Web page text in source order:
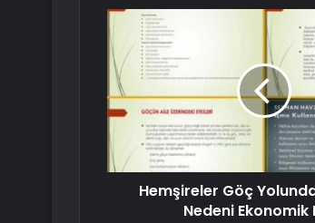
Hemşireler Göç
Nedeni Ekonomik